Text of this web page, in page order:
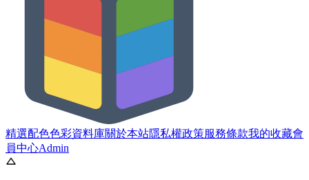
精選配色色彩資料庫關於本站隱私權政策服務條款我的收藏會
員中心Admin